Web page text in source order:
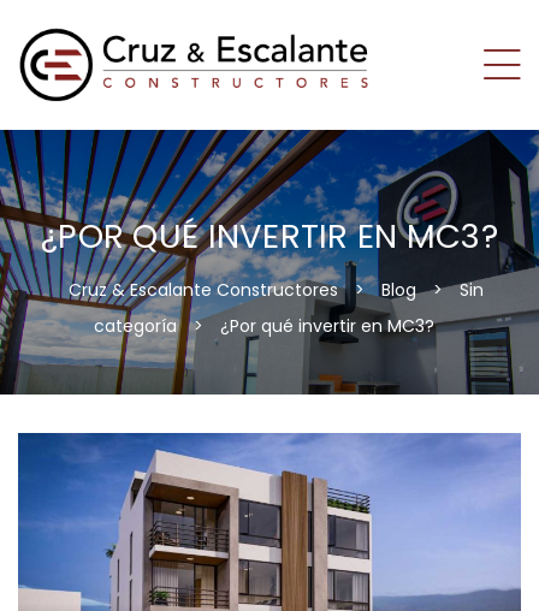
¿POR QUÉ INVERTIR EN MC3?
Cruz & Escalante Constructores > Blog > Sin
categoría > ¿Por qué invertir en MC3?